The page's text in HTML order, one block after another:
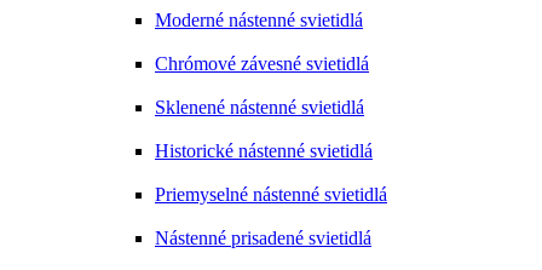
Moderné nástenné svietidlá
Chrómové závesné svietidlá
Sklenené nástenné svietidlá
Historické nástenné svietidlá
Priemyselné nástenné svietidlá
Nástenné prisadené svietidlá